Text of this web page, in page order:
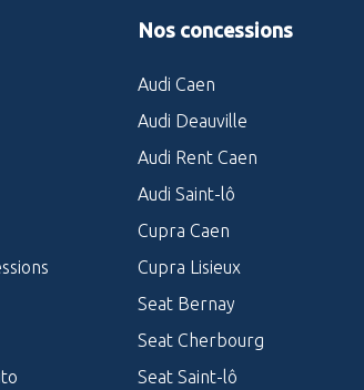
Nos concessions
Audi Caen
Audi Deauville
Audi Rent Caen
Audi Saint-lô
Cupra Caen
Cupra Lisieux
Seat Bernay
Seat Cherbourg
Seat Saint-lô